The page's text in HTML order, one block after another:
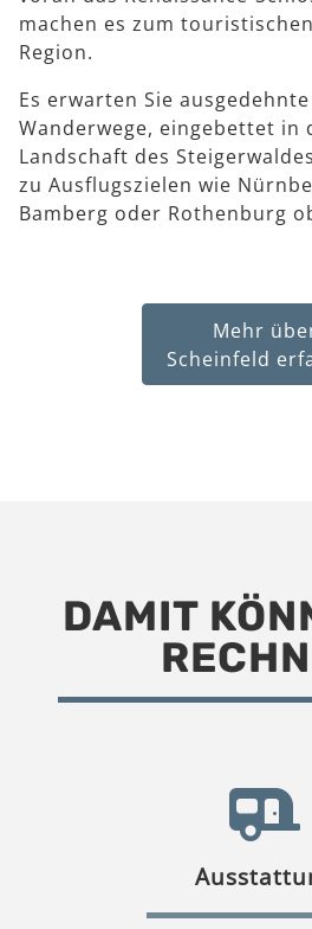
machen es zum
Region.
Es erwarten Sie
Wanderwege, eingebettet in
Landschaft des
zu Ausflugszielen wie
Bamberg oder Rothenburg
Mehr
Scheinfeld
DAMIT